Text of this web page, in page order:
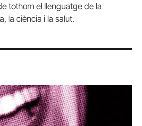
tothom el llenguatge de la
la ciència i la salut.